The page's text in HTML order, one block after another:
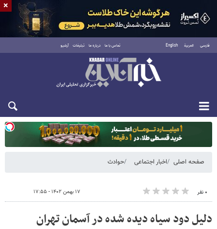
فارسی العربية English تماس با ما درباره ما تبلیغات آرشیو
یکشنبه ۱۸ مرداد ۱۴۰۵
صفحه اصلی اخبار اجتماعی حوادث
۰ نفر ۱۷ بهمن ۱۴۰۲ - ۱۷:۵۵
دلیل دود سیاه دیده شده در آسمان تهران
×